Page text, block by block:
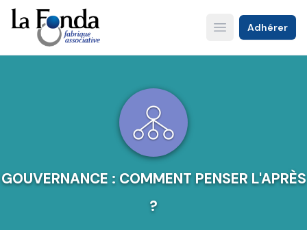
Aller
au
contenu
principal
Open main menu
Adhérer
GOUVERNANCE : COMMENT PENSER L'APRÈS
?